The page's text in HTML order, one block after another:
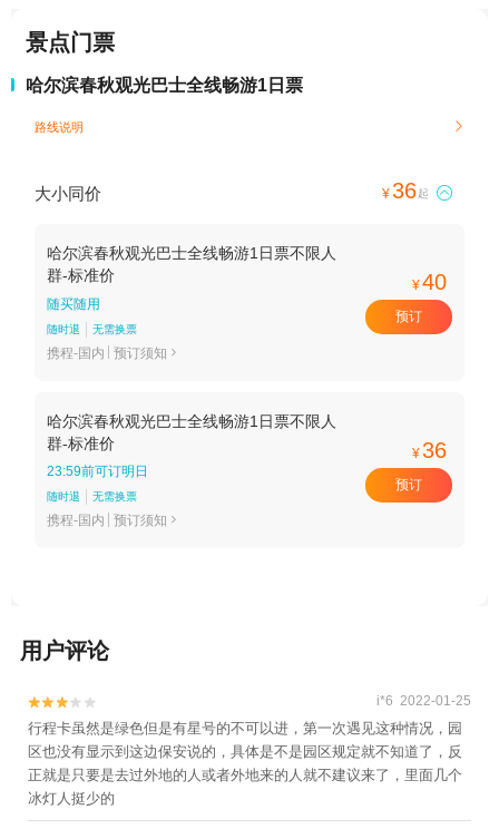
景点门票
哈尔滨春秋观光巴士全线畅游1日票
路线说明 
大小同价 ¥36起 
哈尔滨春秋观光巴士全线畅游1日票不限人
群-标准价
随买随用
随时退 无需换票
携程-国内 预订须知 
¥40
预订
哈尔滨春秋观光巴士全线畅游1日票不限人
群-标准价
23:59前可订明日
随时退 无需换票
携程-国内 预订须知 
¥36
预订
用户评论

 i*6 2022-01-25
行程卡虽然是绿色但是有星号的不可以进，第一次遇见这种情况，园
区也没有显示到这边保安说的，具体是不是园区规定就不知道了，反
正就是只要是去过外地的人或者外地来的人就不建议来了，里面几个
冰灯人挺少的